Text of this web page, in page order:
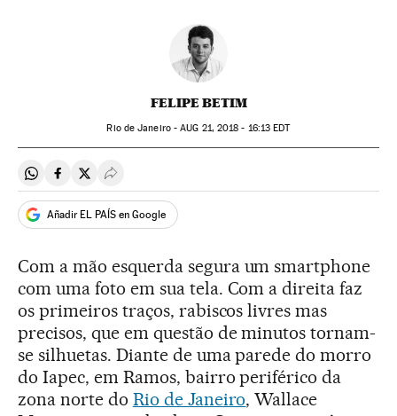
FELIPE BETIM
Rio de Janeiro -AUG 21, 2018 - 16:13 EDT
Compartir en Whatsapp
Compartir en Facebook
Compartir en Twitter
Desplegar Redes Sociales
Añadir EL PAÍS en Google
Com a mão esquerda segura um smartphone
com uma foto em sua tela. Com a direita faz
os primeiros traços, rabiscos livres mas
precisos, que em questão de minutos tornam-
se silhuetas. Diante de uma parede do morro
do Iapec, em Ramos, bairro periférico da
zona norte do Rio de Janeiro, Wallace